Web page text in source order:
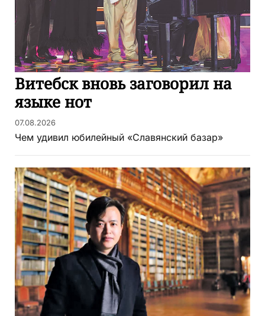
Витебск вновь заговорил на
языке нот
07.08.2026
Чем удивил юбилейный «Славянский базар»